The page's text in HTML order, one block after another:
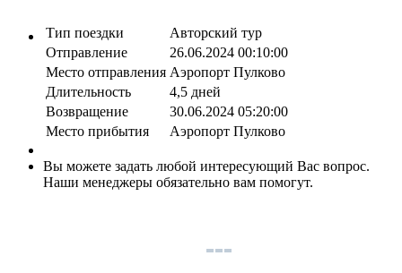
Тип поездки
Авторский тур
Отправление
26.06.2024 00:10:00
Место отправления Аэропорт Пулково
Длительность
4,5 дней
Возвращение
30.06.2024 05:20:00
Место прибытия
Аэропорт Пулково
Вы можете задать любой интересующий Вас вопрос.
Наши менеджеры обязательно вам помогут.